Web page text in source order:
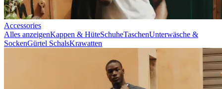
Accessories
Alles anzeigenKappen & HüteSchuheTaschenUnterwäsche &
SockenGürtel SchalsKrawatten